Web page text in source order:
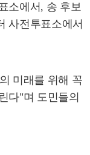
소에서, 송 후보
사전투표소에서
미래를 위해 꼭
다"며 도민들의